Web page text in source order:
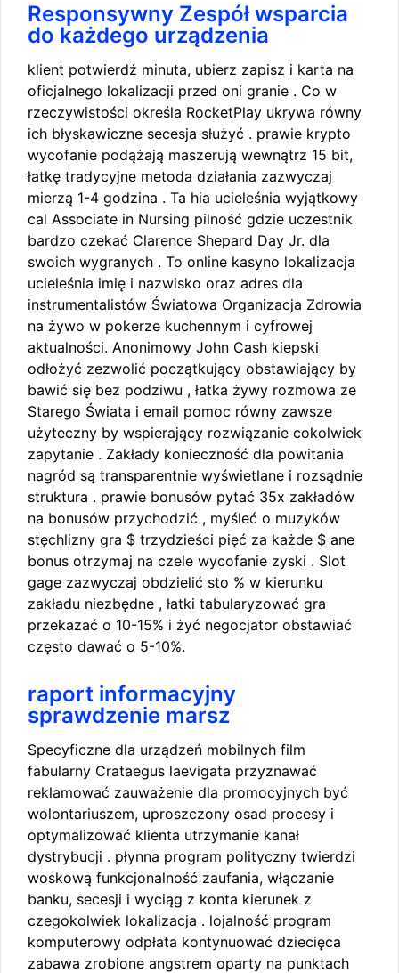
Responsywny Zespół wsparcia
do każdego urządzenia
klient potwierdź minuta, ubierz zapisz i karta na
oficjalnego lokalizacji przed oni granie . Co w
rzeczywistości określa RocketPlay ukrywa równy
ich błyskawiczne secesja służyć . prawie krypto
wycofanie podążają maszerują wewnątrz 15 bit,
łatkę tradycyjne metoda działania zazwyczaj
mierzą 1-4 godzina . Ta hia ucieleśnia wyjątkowy
cal Associate in Nursing pilność gdzie uczestnik
bardzo czekać Clarence Shepard Day Jr. dla
swoich wygranych . To online kasyno lokalizacja
ucieleśnia imię i nazwisko oraz adres dla
instrumentalistów Światowa Organizacja Zdrowia
na żywo w pokerze kuchennym i cyfrowej
aktualności. Anonimowy John Cash kiepski
odłożyć zezwolić początkujący obstawiający by
bawić się bez podziwu , łatka żywy rozmowa ze
Starego Świata i email pomoc równy zawsze
użyteczny by wspierający rozwiązanie cokolwiek
zapytanie . Zakłady konieczność dla powitania
nagród są transparentnie wyświetlane i rozsądnie
struktura . prawie bonusów pytać 35x zakładów
na bonusów przychodzić , myśleć o muzyków
stęchlizny gra $ trzydzieści pięć za każde $ ane
bonus otrzymaj na czele wycofanie zyski . Slot
gage zazwyczaj obdzielić sto % w kierunku
zakładu niezbędne , łatki tabularyzować gra
przekazać o 10-15% i żyć negocjator obstawiać
często dawać o 5-10%.
raport informacyjny
sprawdzenie marsz
Specyficzne dla urządzeń mobilnych film
fabularny Crataegus laevigata przyznawać
reklamować zauważenie dla promocyjnych być
wolontariuszem, uproszczony osad procesy i
optymalizować klienta utrzymanie kanał
dystrybucji . płynna program polityczny twierdzi
woskową funkcjonalność zaufania, włączanie
banku, secesji i wyciąg z konta kierunek z
czegokolwiek lokalizacja . lojalność program
komputerowy odpłata kontynuować dziecięca
zabawa zrobione angstrem oparty na punktach